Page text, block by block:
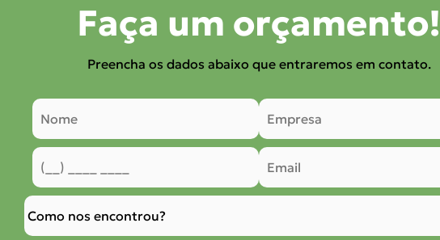
Faça um orçamento!
Preencha os dados abaixo que entraremos em contato.